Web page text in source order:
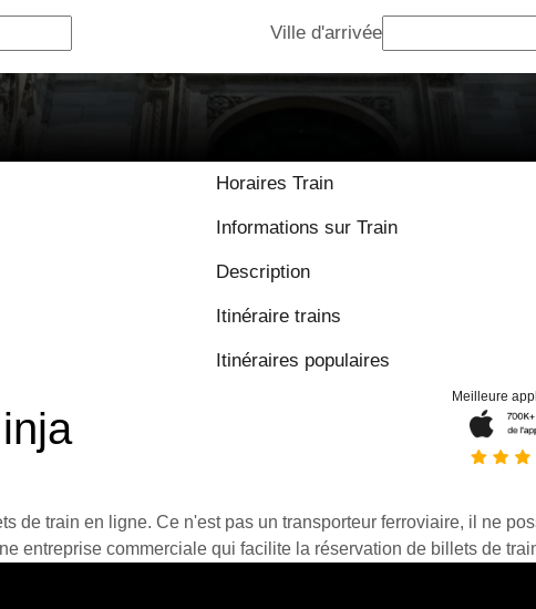
Ville d'arrivée
Horaires Train
Informations sur Train
Description
Itinéraire trains
Itinéraires populaires
Meilleure
de train en ligne. Ce n'est pas un transporteur ferroviaire, il ne
entreprise commerciale qui facilite la réservation de billets de
9 / 10 basé